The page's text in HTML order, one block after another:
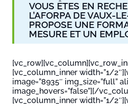
VOUS ÊTES EN
L’AFORPA DE VAUX-
PROPOSE UNE
MESURE ET UN
[vc_column_inner width=”1/
image=”8935″ img_size=”full”
image_hovers=”false”][/
[vc_column_inner width=”1/